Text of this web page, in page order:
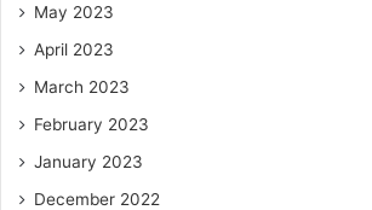
May 2023
April 2023
March 2023
February 2023
January 2023
December 2022